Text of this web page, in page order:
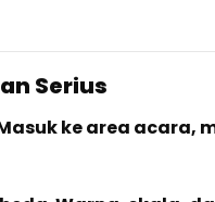
Serius
ke area acara,